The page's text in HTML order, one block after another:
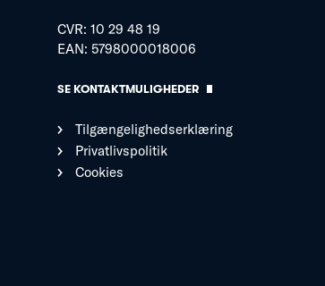
CVR: 10 29 48 19
EAN: 5798000018006
SE KONTAKTMULIGHEDER
Tilgængelighedserklæring
Privatlivspolitik
Cookies